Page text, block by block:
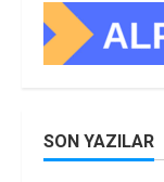
SON YAZILAR